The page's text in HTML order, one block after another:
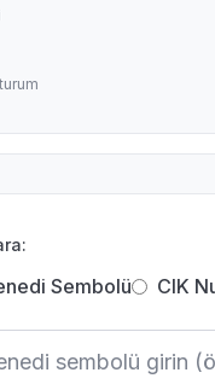
Sembolü CIK